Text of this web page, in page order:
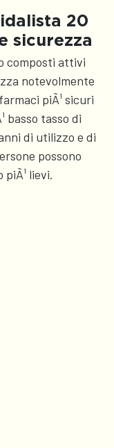
20
sicurezza
composti attivi
notevolmente
piÃ¹ sicuri
basso tasso di
di utilizzo e di
possono
lievi.